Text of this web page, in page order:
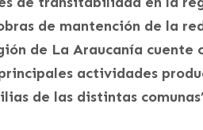
de mantención de la
de La Araucanía cuente
actividades
de las distintas